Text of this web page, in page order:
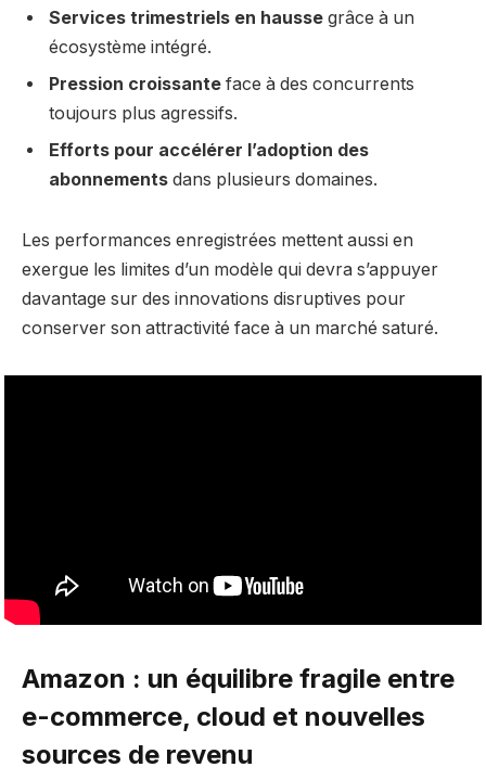
Services trimestriels en hausse grâce à un
écosystème intégré.
Pression croissante face à des concurrents
toujours plus agressifs.
Efforts pour accélérer l’adoption des
abonnements dans plusieurs domaines.
Les performances enregistrées mettent aussi en
exergue les limites d’un modèle qui devra s’appuyer
davantage sur des innovations disruptives pour
conserver son attractivité face à un marché saturé.
Amazon : un équilibre fragile entre
e-commerce, cloud et nouvelles
sources de revenu